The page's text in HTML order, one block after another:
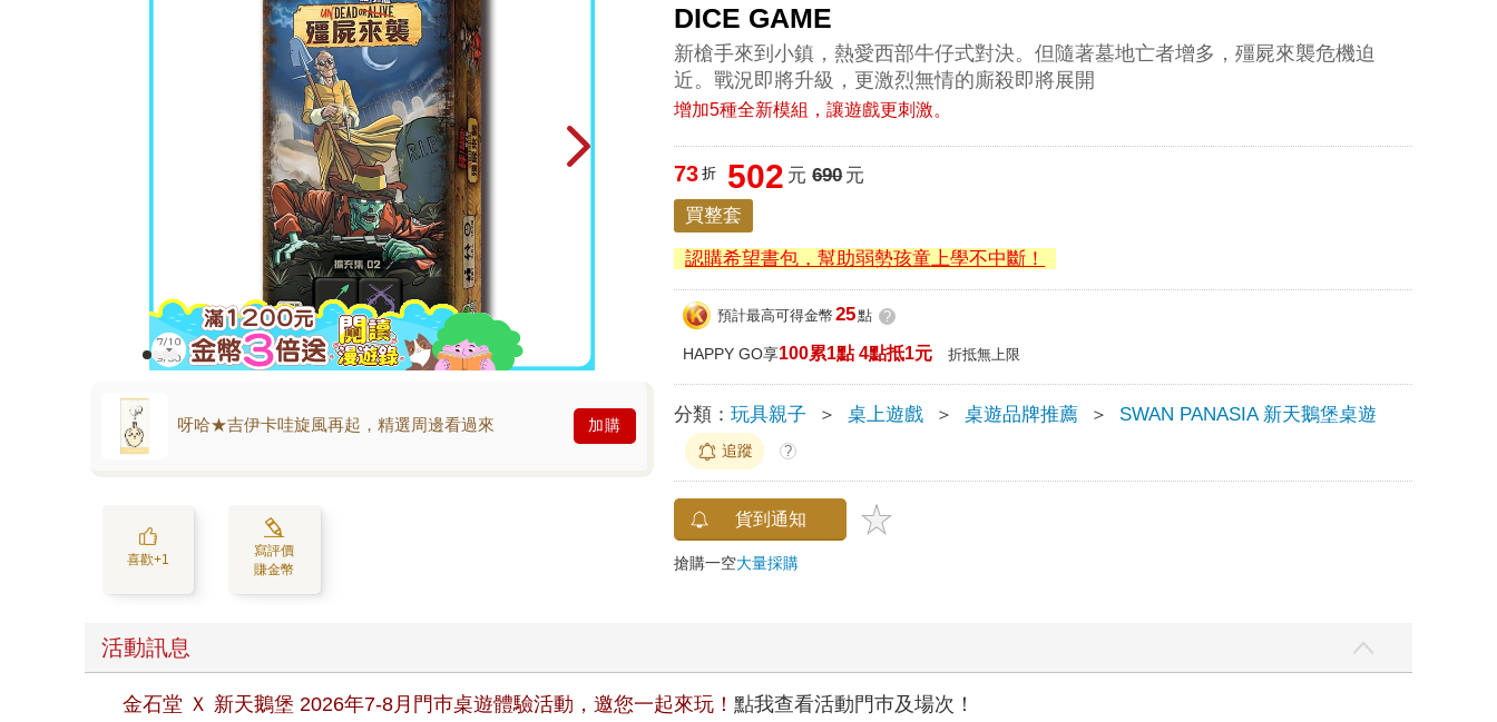
DICE GAME
新槍手來到小鎮，熱愛西部牛仔式對決。但隨著墓地亡者增多，殭屍來襲危機迫
近。戰況即將升級，更激烈無情的廝殺即將展開
增加5種全新模組，讓遊戲更刺激。
呀哈★吉伊卡哇旋風再起，精選周邊看過來 加購
喜歡+1
寫評價
賺金幣
73 折 502 元 690元
買整套
認購希望書包，幫助弱勢孩童上學不中斷！
預計最高可得金幣 25點 ?
HAPPY GO享100累1點 4點抵1元 折抵無上限
分類：玩具親子 ＞ 桌上遊戲 ＞ 桌遊品牌推薦 ＞ SWAN PANASIA 新天鵝堡桌遊
追蹤 ?
貨到通知
搶購一空大量採購
活動訊息
金石堂 Ｘ 新天鵝堡 2026年7-8月門巿桌遊體驗活動，邀您一起來玩！點我查看活動門巿及場次！